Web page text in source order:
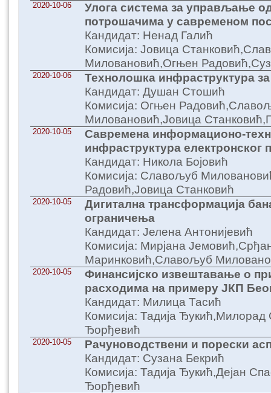
2020-10-06
Улога система за управљање
потрошачима у савременом
Кандидат: Ненад Галић
Комисија: Јовица
Миловановић,Огњен
2020-10-06
Технолошка инфраструктура за
Кандидат: Душан Стошић
Комисија: Огњен
Миловановић,Јовица
2020-10-05
Савремена информационо-
инфраструктура електронског
Кандидат: Никола Бојовић
Комисија: Славољуб
Радовић,Јовица Станковић
2020-10-05
Дигитална трансформација
ограничења
Кандидат: Јелена Антонијевић
Комисија: Мирјана
Маринковић,Славољуб
2020-10-05
Финансијско извештавање о
расходима на примеру ЈКП
Кандидат: Милица Тасић
Комисија: Тадија Ђукић,Милорад
Ђорђевић
2020-10-05
Рачуноводствени и порески
Кандидат: Сузана Бекрић
Комисија: Тадија Ђукић,Дејан
Ђорђевић